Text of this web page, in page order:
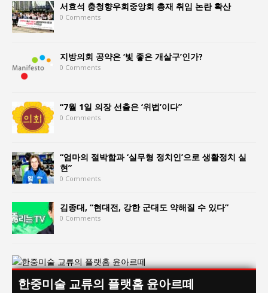
서효석 충청향우회중앙회 총재 취임 논란 확산
0 Comments
지방의회 공약은 ‘빛 좋은 개살구’인가?
0 Comments
“7월 1일 의장 선출은 ‘위법’이다”
0 Comments
“엄마의 절박함과 ‘실무형 정치인’으로 생활정치 실
현”
0 Comments
김종대, “현대전, 강한 군대도 약해질 수 있다”
0 Comments
한중미술 교류의 플랫홈 윤아르떼